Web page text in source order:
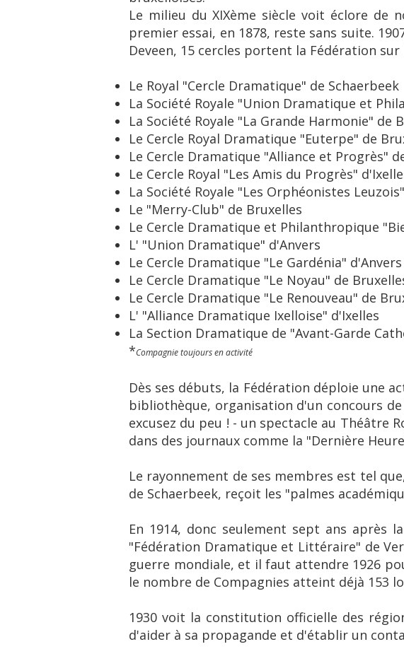
Le milieu du XIXème siècle voit éclore de
premier essai, en 1878, reste sans suite.
Deveen, 15 cercles portent la Fédération
Le Royal "Cercle Dramatique" de Schaerbeek
La Société Royale "Union Dramatique et
La Société Royale "La Grande Harmonie" de
Le Cercle Royal Dramatique "Euterpe" de
Le Cercle Dramatique "Alliance et Progrès"
Le Cercle Royal "Les Amis du Progrès"
La Société Royale "Les Orphéonistes
Le "Merry-Club" de Bruxelles
Le Cercle Dramatique et Philanthropique
L' "Union Dramatique" d'Anvers
Le Cercle Dramatique "Le Gardénia"
Le Cercle Dramatique "Le Noyau" de
Le Cercle Dramatique "Le Renouveau" de
L' "Alliance Dramatique Ixelloise" d'Ixelles
La Section Dramatique de "Avant-Garde
*Compagnie toujours en activité
Dès ses débuts, la Fédération déploie une
bibliothèque, organisation d'un concours
excusez du peu ! - un spectacle au Théâtre
dans des journaux comme la "Dernière
Le rayonnement de ses membres est tel
de Schaerbeek, reçoit les "palmes
En 1914, donc seulement sept ans après
"Fédération Dramatique et Littéraire" de
guerre mondiale, et il faut attendre 1926
le nombre de Compagnies atteint déjà 153
1930 voit la constitution officielle des
d'aider à sa propagande et d'établir un